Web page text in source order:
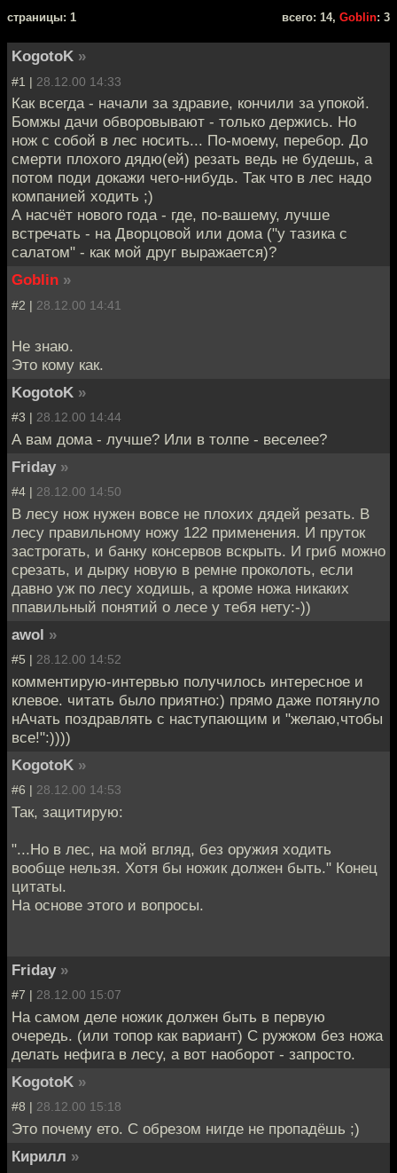
cтраницы: 1 всего: 14, Goblin: 3
KogotoK »
#1 | 28.12.00 14:33
Как всегда - начали за здравие, кончили за упокой.
Бомжы дачи обворовывают - только держись. Но
нож с собой в лес носить... По-моему, перебор. До
смерти плохого дядю(ей) резать ведь не будешь, а
потом поди докажи чего-нибудь. Так что в лес надо
компанией ходить ;)
А насчёт нового года - где, по-вашему, лучше
встречать - на Дворцовой или дома ("у тазика с
салатом" - как мой друг выражается)?
Goblin »
#2 | 28.12.00 14:41
Не знаю.
Это кому как.
KogotoK »
#3 | 28.12.00 14:44
А вам дома - лучше? Или в толпе - веселее?
Friday »
#4 | 28.12.00 14:50
В лесу нож нужен вовсе не плохих дядей резать. В
лесу правильному ножу 122 применения. И пруток
застрогать, и банку консервов вскрыть. И гриб можно
срезать, и дырку новую в ремне проколоть, если
давно уж по лесу ходишь, а кроме ножа никаких
ппавильный понятий о лесе у тебя нету:-))
awol »
#5 | 28.12.00 14:52
комментирую-интервью получилось интересное и
клевое. читать было приятно:) прямо даже потянуло
нАчать поздравлять с наступающим и "желаю,чтобы
все!":))))
KogotoK »
#6 | 28.12.00 14:53
Так, зацитирую:
"...Но в лес, на мой вгляд, без оружия ходить
вообще нельзя. Хотя бы ножик должен быть." Конец
цитаты.
На основе этого и вопросы.
Friday »
#7 | 28.12.00 15:07
На самом деле ножик должен быть в первую
очередь. (или топор как вариант) С ружжом без ножа
делать нефига в лесу, а вот наоборот - запросто.
KogotoK »
#8 | 28.12.00 15:18
Это почему ето. С обрезом нигде не пропадёшь ;)
Кирилл »